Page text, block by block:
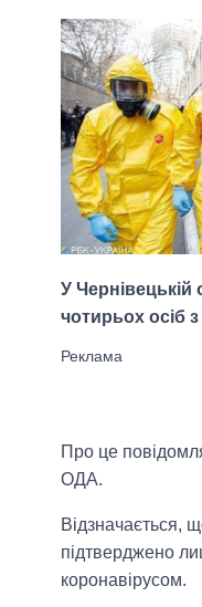
У Чернівецькій
чотирьох осіб
Про це
ОДА.
Відзначається,
підтверджено
коронавірусом.